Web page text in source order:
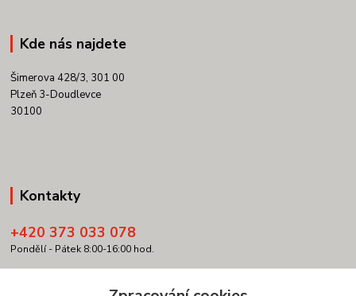
Kde nás najdete
Šimerova 428/3, 301 00
Plzeň 3-Doudlevce
30100
Kontakty
+420 373 033 078
Pondělí - Pátek 8:00-16:00 hod.